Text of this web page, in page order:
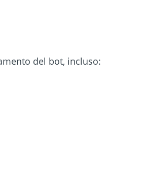
del bot, incluso: